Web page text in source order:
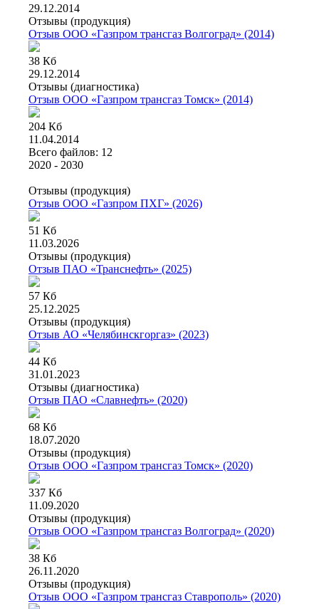
29.12.2014
Отзывы (продукция)
Отзыв ООО «Газпром трансгаз Волгоград» (2014)
38 Кб
29.12.2014
Отзывы (диагностика)
Отзыв ООО «Газпром трансгаз Томск» (2014)
204 Кб
11.04.2014
Всего файлов: 12
2020 - 2030
Отзывы (продукция)
Отзыв ООО «Газпром ПХГ» (2026)
51 Кб
11.03.2026
Отзывы (продукция)
Отзыв ПАО «Транснефть» (2025)
57 Кб
25.12.2025
Отзывы (продукция)
Отзыв АО «Челябинскгоргаз» (2023)
44 Кб
31.01.2023
Отзывы (диагностика)
Отзыв ПАО «Славнефть» (2020)
68 Кб
18.07.2020
Отзывы (продукция)
Отзыв ООО «Газпром трансгаз Томск» (2020)
337 Кб
11.09.2020
Отзывы (продукция)
Отзыв ООО «Газпром трансгаз Волгоград» (2020)
38 Кб
26.11.2020
Отзывы (продукция)
Отзыв ООО «Газпром трансгаз Ставрополь» (2020)